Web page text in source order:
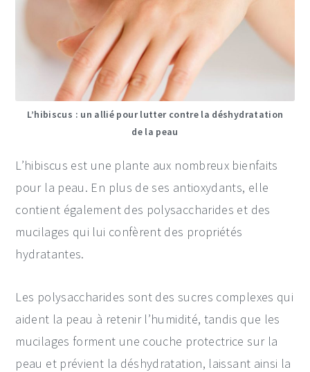
L’hibiscus : un allié pour lutter contre la déshydratation
de la peau
L’hibiscus est une plante aux nombreux bienfaits
pour la peau. En plus de ses antioxydants, elle
contient également des polysaccharides et des
mucilages qui lui confèrent des propriétés
hydratantes.
Les polysaccharides sont des sucres complexes qui
aident la peau à retenir l’humidité, tandis que les
mucilages forment une couche protectrice sur la
peau et prévient la déshydratation, laissant ainsi la